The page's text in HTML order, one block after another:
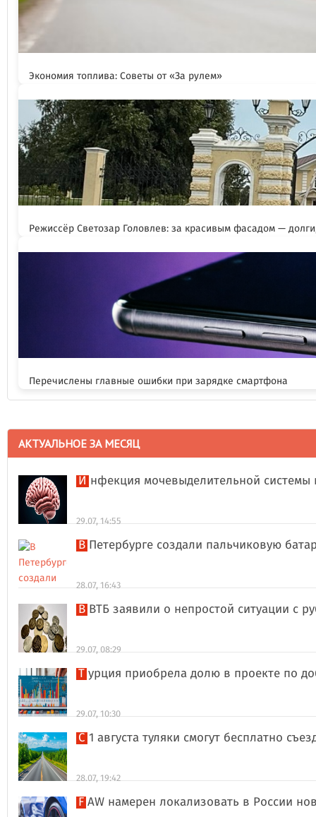
Экономия топлива: Советы от «За рулем»
Режиссёр Светозар Головлев: за красивым фасадом —
Перечислены главные ошибки при зарядке смартфона
АКТУАЛЬНОЕ ЗА МЕСЯЦ
Инфекция мочевыделительной
29.07, 14:55
В Петербурге создали пальчиковую
28.07, 16:43
В ВТБ заявили о непростой ситуации с
29.07, 08:29
Турция приобрела долю в проекте по
29.07, 10:30
С 1 августа туляки смогут бесплатно
28.07, 19:42
FAW намерен локализовать в России